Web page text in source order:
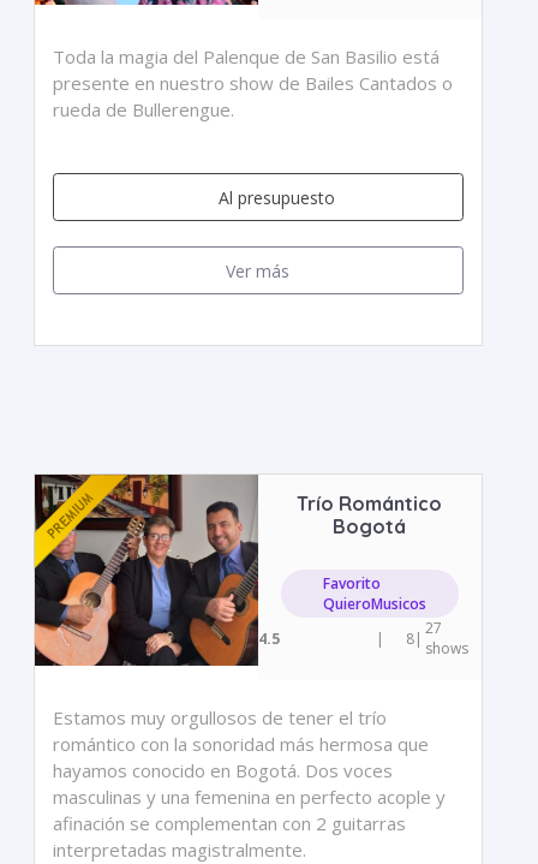
Toda la magia del Palenque de San Basilio está
presente en nuestro show de Bailes Cantados o
rueda de Bullerengue.
Al presupuesto
Ver más
Trío Romántico
Bogotá
Favorito
QuieroMusicos
4.5
| 8| 27
shows
Estamos muy orgullosos de tener el trío
romántico con la sonoridad más hermosa que
hayamos conocido en Bogotá. Dos voces
masculinas y una femenina en perfecto acople y
afinación se complementan con 2 guitarras
interpretadas magistralmente.